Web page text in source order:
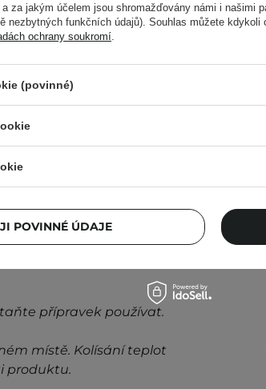
přípravku naneste na
až do vstřebání.
informace najdete v
přípravek používat.
místě. Kolísání teplot
produktu.
1
za jakým účelem jsou shromažďovány námi i našimi
nezbytných funkčních údajů). Souhlas můžete kdykoli
ochrany soukromí
(povinné)
POVINNÉ ÚDAJE